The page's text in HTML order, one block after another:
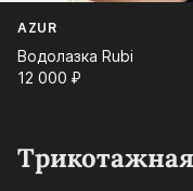
AZUR
Водолазка Rubi
12 000⁠ ⁠₽